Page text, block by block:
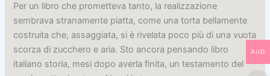
Per un libro che prometteva tanto, la realizzazione
sembrava stranamente piatta, come una torta bellamente
costruita che, assaggiata, si è rivelata poco più di una vuota
scorza di zucchero e aria. Sto ancora pensando libro
italiano storia, mesi dopo averla finita, un testamento del
AUD